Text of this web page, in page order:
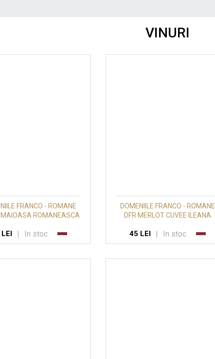
VINURI
FRANCO - ROMANE
ROMANEASCA
| In stoc
DOMENIILE FRANCO - ROMANE
DFR MERLOT CUVEE ILEANA
45 LEI | In stoc